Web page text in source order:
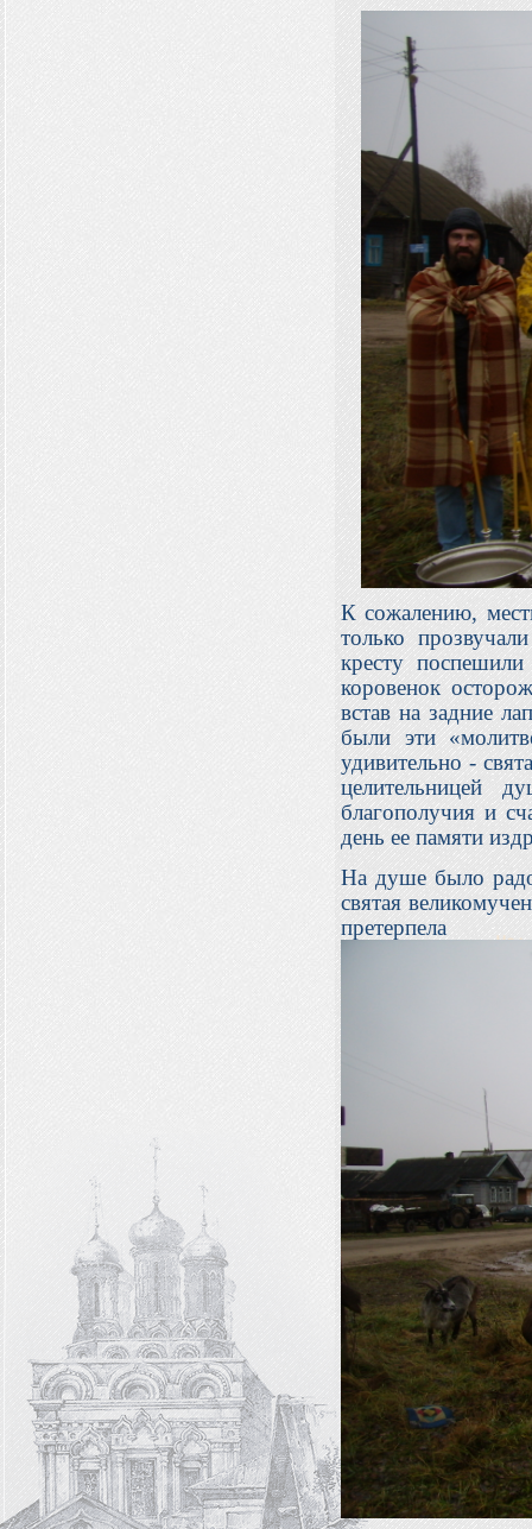
К сожалению,
только
кресту
коровенок
встав на задние
были эти
удивительно -
целительницей
благополучия и
день ее памяти
На душе было
святая